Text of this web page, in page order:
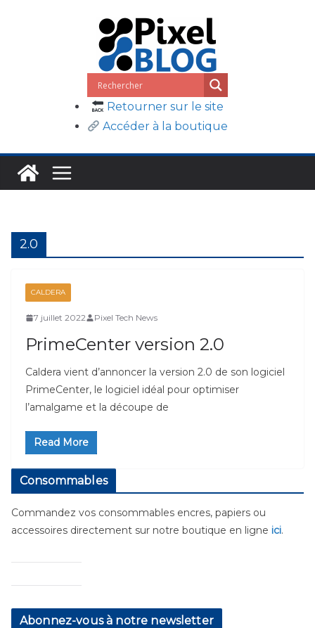
Retourner sur le site
Accéder à la boutique
2.0
CALDERA
7 juillet 2022 Pixel Tech News
PrimeCenter version 2.0
Caldera vient d’annoncer la version 2.0 de son logiciel
PrimeCenter, le logiciel idéal pour optimiser
l’amalgame et la découpe de
Read More
Consommables
Commandez vos consommables encres, papiers ou
accessoires directement sur notre boutique en ligne ici.
Abonnez-vous à notre newsletter